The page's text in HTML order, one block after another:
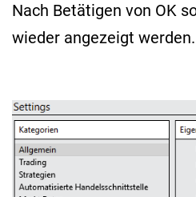
Nach Betätigen von OK
wieder angezeigt werden.